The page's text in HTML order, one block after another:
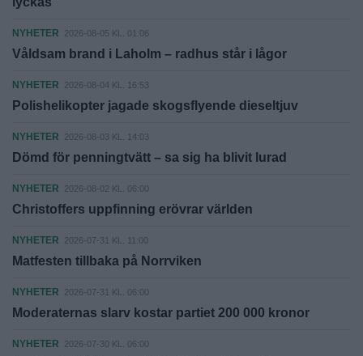
NYHETER 2026-08-05 KL. 01:06
Våldsam brand i Laholm – radhus står i lågor
NYHETER 2026-08-04 KL. 16:53
Polishelikopter jagade skogsflyende dieseltjuv
NYHETER 2026-08-03 KL. 14:03
Dömd för penningtvätt – sa sig ha blivit lurad
NYHETER 2026-08-02 KL. 06:00
Christoffers uppfinning erövrar världen
NYHETER 2026-07-31 KL. 11:00
Matfesten tillbaka på Norrviken
NYHETER 2026-07-31 KL. 06:00
Moderaternas slarv kostar partiet 200 000 kronor
NYHETER 2026-07-30 KL. 06:00